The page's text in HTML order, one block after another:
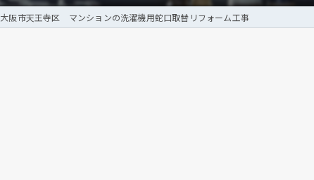
大阪市天王寺区 マンションの洗濯機用蛇口取替リフォーム工事